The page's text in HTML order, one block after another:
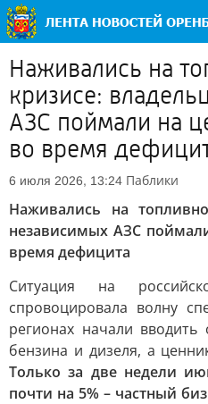
Наживались на
кризисе:
АЗС поймали на
во время
6 июля 2026, 13:24 Паблики
Наживались на
независимых АЗС
время дефицита
Ситуация на
спровоцировала волну
регионах начали
бензина и дизеля, а
Только за две недели
почти на 5% – частный